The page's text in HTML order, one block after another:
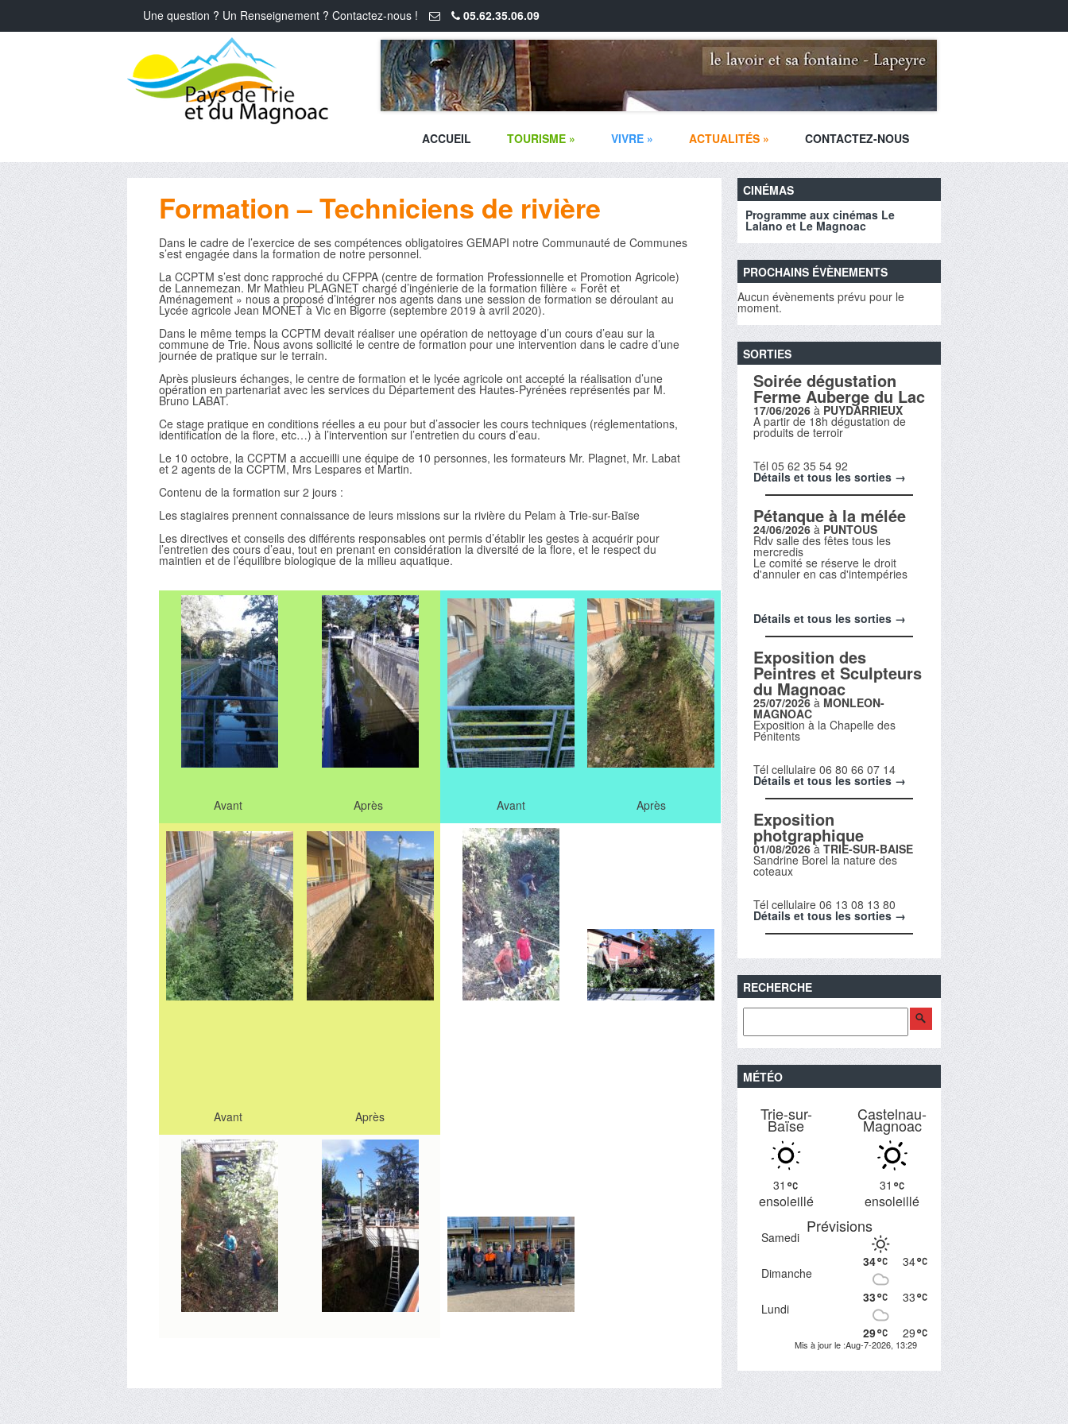
Une question ? Un Renseignement ? Contactez-nous ! 05.62.35.06.09
ACCUEIL TOURISME » VIVRE » ACTUALITÉS » CONTACTEZ-NOUS
Formation – Techniciens de rivière
Dans le cadre de l’exercice de ses compétences obligatoires GEMAPI notre Communauté de Communes
s’est engagée dans la formation de notre personnel.
La CCPTM s’est donc rapproché du CFPPA (centre de formation Professionnelle et Promotion Agricole)
de Lannemezan. Mr Mathieu PLAGNET chargé d’ingénierie de la formation filière « Forêt et
Aménagement » nous a proposé d’intégrer nos agents dans une session de formation se déroulant au
Lycée agricole Jean MONET à Vic en Bigorre (septembre 2019 à avril 2020).
Dans le même temps la CCPTM devait réaliser une opération de nettoyage d’un cours d’eau sur la
commune de Trie. Nous avons sollicité le centre de formation pour une intervention dans le cadre d’une
journée de pratique sur le terrain.
Après plusieurs échanges, le centre de formation et le lycée agricole ont accepté la réalisation d’une
opération en partenariat avec les services du Département des Hautes-Pyrénées représentés par M.
Bruno LABAT.
Ce stage pratique en conditions réelles a eu pour but d’associer les cours techniques (réglementations,
identification de la flore, etc…) à l’intervention sur l’entretien du cours d’eau.
Le 10 octobre, la CCPTM a accueilli une équipe de 10 personnes, les formateurs Mr. Plagnet, Mr. Labat
et 2 agents de la CCPTM, Mrs Lespares et Martin.
Contenu de la formation sur 2 jours :
Les stagiaires prennent connaissance de leurs missions sur la rivière du Pelam à Trie-sur-Baïse
Les directives et conseils des différents responsables ont permis d’établir les gestes à acquérir pour
l’entretien des cours d’eau, tout en prenant en considération la diversité de la flore, et le respect du
maintien et de l’équilibre biologique de la milieu aquatique.
Avant Après Avant Après
Avant Après
CINÉMAS
Programme aux cinémas Le
Lalano et Le Magnoac
PROCHAINS ÉVÈNEMENTS
Aucun évènements prévu pour le
moment.
SORTIES
Soirée dégustation
Ferme Auberge du Lac
17/06/2026 à PUYDARRIEUX
A partir de 18h dégustation de
produits de terroir
Tél 05 62 35 54 92
Détails et tous les sorties →
Pétanque à la mélée
24/06/2026 à PUNTOUS
Rdv salle des fêtes tous les
mercredis
Le comité se réserve le droit
d'annuler en cas d'intempéries
Détails et tous les sorties →
Exposition des
Peintres et Sculpteurs
du Magnoac
25/07/2026 à MONLEON-
MAGNOAC
Exposition à la Chapelle des
Pénitents
Tél cellulaire 06 80 66 07 14
Détails et tous les sorties →
Exposition
photgraphique
01/08/2026à TRIE-SUR-BAISE
Sandrine Borel la nature des
coteaux
Tél cellulaire 06 13 08 13 80
Détails et tous les sorties →
RECHERCHE
MÉTÉO
Trie-sur-
Baïse
31
ensoleillé
Castelnau-
Magnoac
31
ensoleillé
Prévisions
Samedi
34
34
Dimanche
33
33
Lundi
29
29
Mis à jour le :Aug-7-2026, 13:29